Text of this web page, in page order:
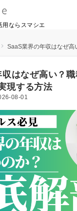
用ならスマシエ
SaaS業界の年収はなぜ高い？職種別
はなぜ高い？職
現する方法
08-01